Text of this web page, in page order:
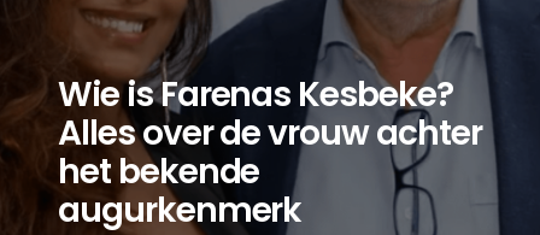
Wie is Farenas Kesbeke?
Alles over de vrouw achter
het bekende
augurkenmerk